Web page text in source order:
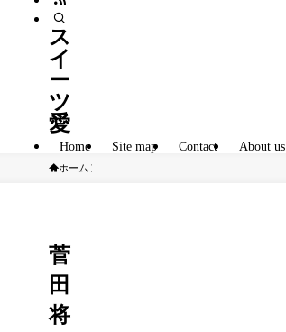
ス
イ
ー
ツ
愛
Home Site map Contact About us
ホーム
菅
田
将